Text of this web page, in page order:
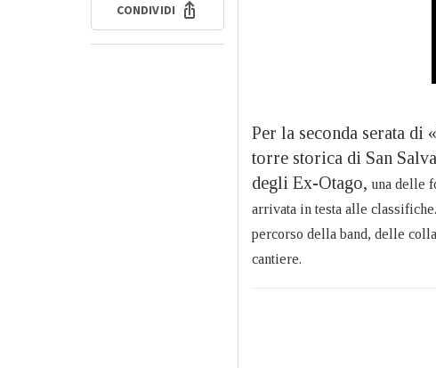
CONDIVIDI
Per la seconda serata
torre storica di San
degli Ex-Otago, una delle
arrivata in testa alle
percorso della band, delle
cantiere.